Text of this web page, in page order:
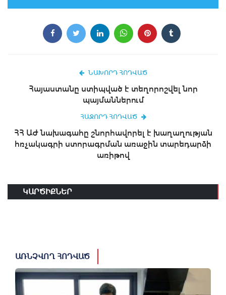
ՆԱԽՈՐԴ ՀՈԴՎԱԾ
Հայաստանը ստիպված է տեղորոշվել նոր
պայմաններում
ՀԱՋՈՐԴ ՀՈԴՎԱԾ
ՀՀ ԱԺ նախագահը շնորհավորել է խաղաղության
հռչակագրի ստորագրման առաջին տարեդարձի
առիթով
ԿԱՐԾԻՔՆԵՐ
ԱՌՆՉՎՈՂ ՀՈԴՎԱԾ